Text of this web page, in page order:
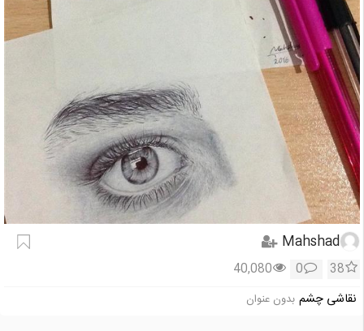
Mahshad
38
0
40,080
نقاشی چشم بدون عنوان